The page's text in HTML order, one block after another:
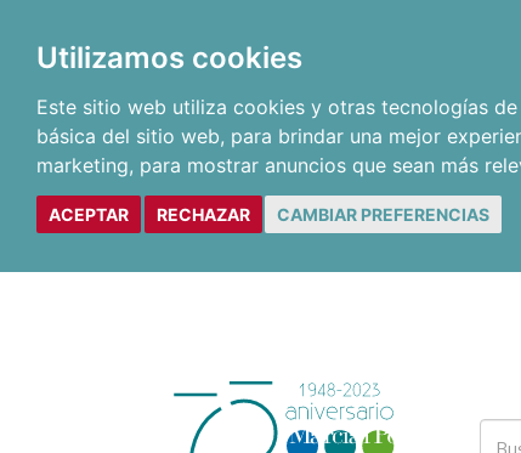
Utilizamos cookies
Este sitio web utiliza cookies y otras tecnologías
básica del sitio web, para brindar una mejor
marketing, para mostrar anuncios que sean más
ACEPTAR RECHAZAR CAMBIAR PREFERENCIAS